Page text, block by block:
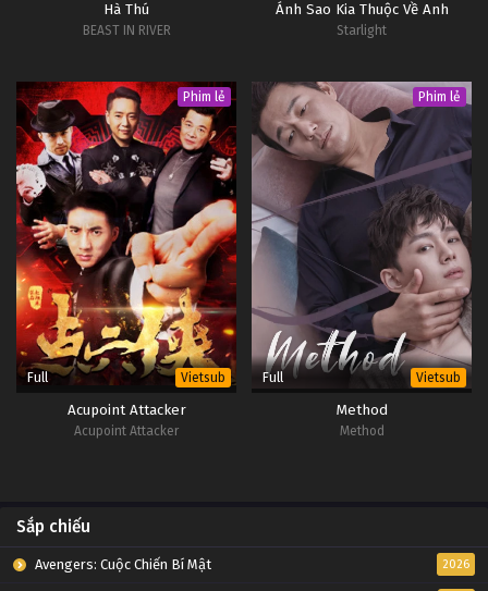
Hà Thú
BEAST IN RIVER
Ánh Sao Kia Thuộc Về Anh
Starlight
Phim lẻ
Full Vietsub
Acupoint Attacker
Acupoint Attacker
Phim lẻ
Full Vietsub
Method
Method
Sắp chiếu
Avengers: Cuộc Chiến Bí Mật 2026